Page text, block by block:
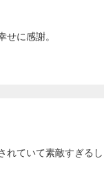
に感謝。
ていて素敵すぎる